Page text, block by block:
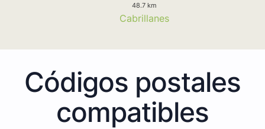
48.7 km
Cabrillanes
Códigos postales
compatibles